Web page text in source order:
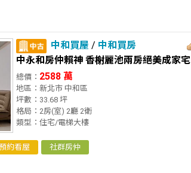
中和買屋 / 中和買房
中永和房仲賴神 香榭麗池兩房絕美成家宅
總價： 2588 萬
地區：新北市 中和區
坪數：33.68 坪
格局：2房(室) 2廳 2衛
類型：住宅/電梯大樓
約看屋 社群房仲